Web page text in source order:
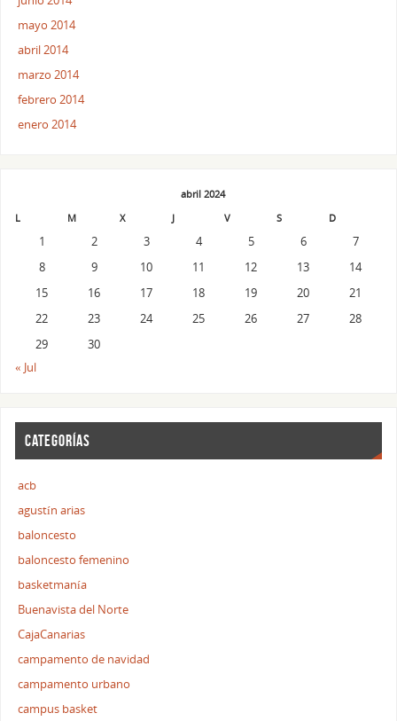
mayo 2014
abril 2014
marzo 2014
febrero 2014
enero 2014
abril 2024
L
M X J V S D
1 2 3 4 5 6
7
8
9 10 11 12 13
14
15
16 17 18 19 20
21
22
23 24 25 26 27
28
29
30
« Jul
CATEGORÍAS
acb
agustín arias
baloncesto
baloncesto femenino
basketmanía
Buenavista del Norte
CajaCanarias
campamento de navidad
campamento urbano
campus basket